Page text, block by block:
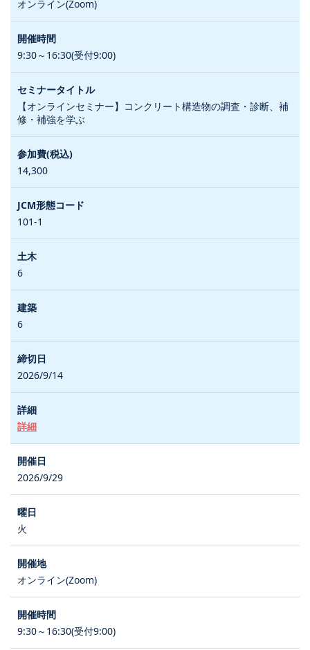
オンライン(Zoom)
9:30～16:30(受付9:00)
【オンラインセミナー】コンクリート構造物の調査・診断、補
修・補強を学ぶ
14,300
101-1
6
6
2026/9/14
詳細
2026/9/29
火
オンライン(Zoom)
9:30～16:30(受付9:00)